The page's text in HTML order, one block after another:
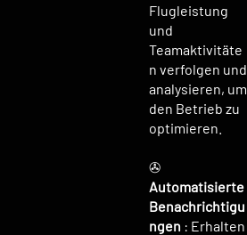
Flugleistung
und
Teamaktivitäte
n verfolgen und
analysieren, um
den Betrieb zu
optimieren.
✇
Automatisierte
Benachrichtigu
ngen : Erhalten